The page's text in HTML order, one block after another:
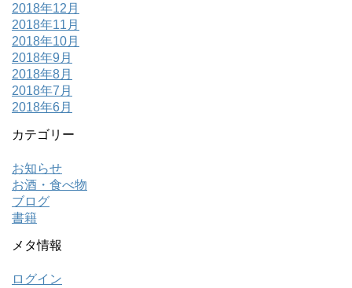
2018年12月
2018年11月
2018年10月
2018年9月
2018年8月
2018年7月
2018年6月
カテゴリー
お知らせ
お酒・食べ物
ブログ
書籍
メタ情報
ログイン